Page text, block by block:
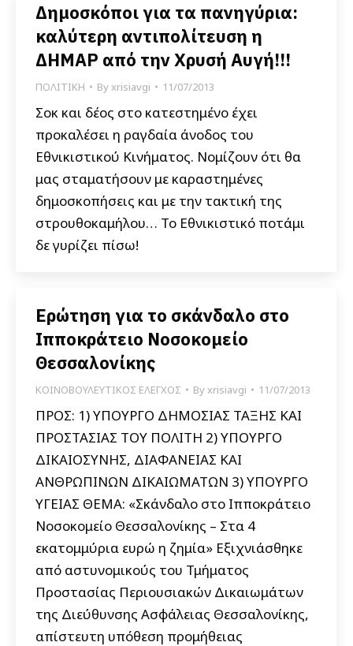
Δημοσκόποι για τα πανηγύρια:
καλύτερη αντιπολίτευση η
ΔΗΜΑΡ από την Χρυσή Αυγή!!!
ΠΟΛΙΤΙΚΗ Byxrisiavgi 11/07/2013
Σοκ και δέος στο κατεστημένο έχει
προκαλέσει η ραγδαία άνοδος του
Εθνικιστικού Κινήματος. Νομίζουν ότι θα
μας σταματήσουν με καραστημένες
δημοσκοπήσεις και με την τακτική της
στρουθοκαμήλου… Το Εθνικιστικό ποτάμι
δε γυρίζει πίσω!
Ερώτηση για το σκάνδαλο στο
Ιπποκράτειο Νοσοκομείο
Θεσσαλονίκης
ΚΟΙΝΟΒΟΥΛΕΥΤΙΚΟΣ ΕΛΕΓΧΟΣ Byxrisiavgi 11/07/2013
ΠΡΟΣ: 1) ΥΠΟΥΡΓΟ ΔΗΜΟΣΙΑΣ ΤΑΞΗΣ ΚΑΙ
ΠΡΟΣΤΑΣΙΑΣ ΤΟΥ ΠΟΛΙΤΗ 2) ΥΠΟΥΡΓΟ
ΔΙΚΑΙΟΣΥΝΗΣ, ΔΙΑΦΑΝΕΙΑΣ ΚΑΙ
ΑΝΘΡΩΠΙΝΩΝ ΔΙΚΑΙΩΜΑΤΩΝ 3) ΥΠΟΥΡΓΟ
ΥΓΕΙΑΣ ΘΕΜΑ: «Σκάνδαλο στο Ιπποκράτειο
Νοσοκομείο Θεσσαλονίκης – Στα 4
εκατομμύρια ευρώ η ζημία» Εξιχνιάσθηκε
από αστυνομικούς του Τμήματος
Προστασίας Περιουσιακών Δικαιωμάτων
της Διεύθυνσης Ασφάλειας Θεσσαλονίκης,
απίστευτη υπόθεση προμήθειας